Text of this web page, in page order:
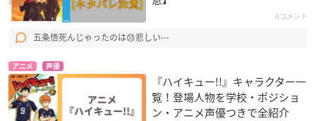
6コメント
五条悟死んじゃったのは😞悲しい⋯
アニメ 声優
『ハイキュー!!』キャラクター一
覧！登場人物を学校・ポジショ
ン・アニメ声優つきで全紹介